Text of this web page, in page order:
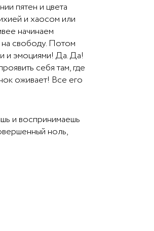
пятен и цвета
и хаосом или
начинаем
свободу. Потом
и эмоциями! Да. Да!
себя там, где
оживает! Все его
и воспринимаешь
ноль,